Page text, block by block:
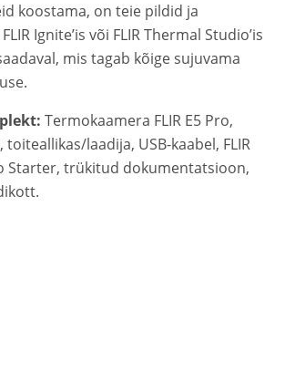
koostama, on teie pildid ja
Ignite’is või FLIR Thermal Studio’is
mis tagab kõige sujuvama
Termokaamera FLIR E5 Pro,
toiteallikas/laadija, USB-kaabel, FLIR
Starter, trükitud dokumentatsioon,